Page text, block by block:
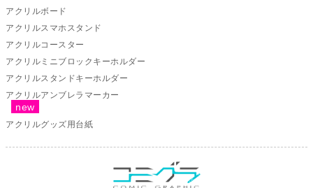
アクリルボード
アクリルスマホスタンド
アクリルコースター
アクリルミニブロックキーホルダー
アクリルスタンドキーホルダー
アクリルアンブレラマーカー
アクリルグッズ用台紙